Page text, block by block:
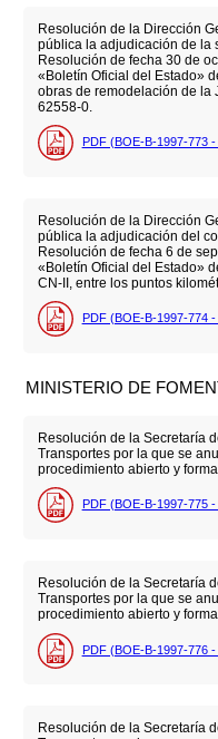
Resolución de la Dirección
pública la adjudicación de la
Resolución de fecha 30 de
«Boletín Oficial del Estado»
obras de remodelación de la
62558-0.
PDF (BOE-B-1997-773 -
Resolución de la Dirección
pública la adjudicación del
Resolución de fecha 6 de
«Boletín Oficial del Estado»
CN-II, entre los puntos
PDF (BOE-B-1997-774 -
MINISTERIO DE
Resolución de la Secretaría
Transportes por la que se
procedimiento abierto y
PDF (BOE-B-1997-775 -
Resolución de la Secretaría
Transportes por la que se
procedimiento abierto y
PDF (BOE-B-1997-776 -
Resolución de la Secretaría